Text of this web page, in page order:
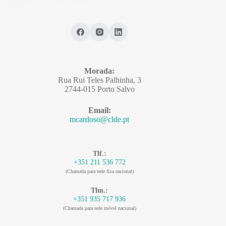
Morada:
Rua Rui Teles Palhinha, 3
2744-015 Porto Salvo
Email:
mcardoso@clde.pt
Tlf.:
+351 211 536 772
(Chamada para rede fixa nacional)
Tlm.:
+351 935 717 936
(Chamada para rede móvel nacional)